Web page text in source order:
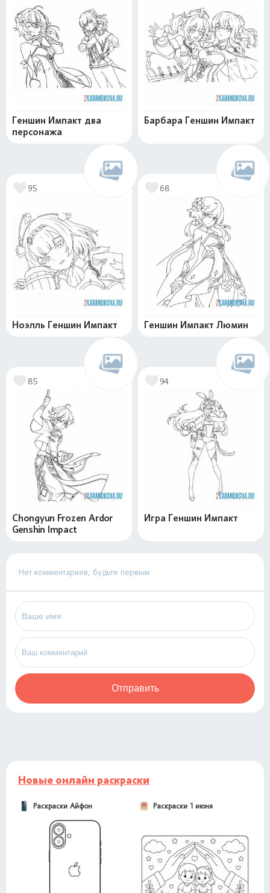
Геншин Импакт два
персонажа
Барбара Геншин Импакт
95
Ноэлль Геншин Импакт
68
Геншин Импакт Люмин
85
Chongyun Frozen Ardor
Genshin Impact
94
Игра Геншин Импакт
Нет комментариев, будьте первым
Отправить
Новые онлайн раскраски
Раскраски Айфон Раскраски 1 июня